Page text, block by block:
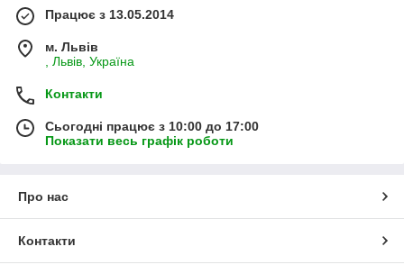
Працює з 13.05.2014
м. Львів
, Львів, Україна
Контакти
Сьогодні працює з 10:00 до 17:00
Показати весь графік роботи
Про нас
Контакти